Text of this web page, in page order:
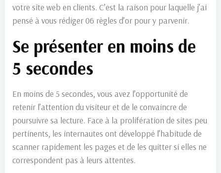
votre site web en clients. C’est la raison pour laquelle j’ai
pensé à vous rédiger 06 règles d’or pour y parvenir.
Se présenter en moins de
5 secondes
En moins de 5 secondes, vous avez l’opportunité de
retenir l’attention du visiteur et de le convaincre de
poursuivre sa lecture. Face à la prolifération de sites peu
pertinents, les internautes ont développé l’habitude de
scanner rapidement les pages et de les quitter si elles ne
correspondent pas à leurs attentes.